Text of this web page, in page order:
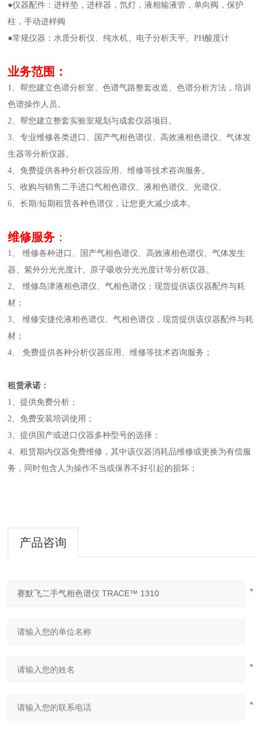
●仪器配件：进样垫，进样器，氘灯，液相输液管，单向阀，保护
柱，手动进样阀
●常规仪器：水质分析仪、纯水机、电子分析天平、PH酸度计
业务范围：
1、帮您建立色谱分析室、色谱气路整套改造、色谱分析方法，培训
色谱操作人员。
2、帮您建立整套实验室规划与成套仪器项目。
3、专业维修各类进口、国产气相色谱仪、高效液相色谱仪、气体发
生器等分析仪器。
4、免费提供各种分析仪器应用、维修等技术咨询服务。
5、收购与销售二手进口气相色谱仪、液相色谱仪、光谱仪。
6、长期/短期租赁各种色谱仪，让您更大减少成本。
维修服务 ：
1、 维修各种进口、国产气相色谱仪、高效液相色谱仪、气体发生
器、紫外分光光度计、原子吸收分光光度计等分析仪器。
2、 维修岛津液相色谱仪、气相色谱仪；现货提供该仪器配件与耗
材；
3、 维修安捷伦液相色谱仪、气相色谱仪，现货提供该仪器配件与耗
材；
4、 免费提供各种分析仪器应用、维修等技术咨询服务；
租赁承诺：
1、提供免费分析；
2、免费安装培训使用；
3、提供国产或进口仪器多种型号的选择；
4、租赁期内仪器免费维修，其中该仪器消耗品维修或更换为有偿服
务，同时包含人为操作不当或保养不好引起的损坏；
产品咨询